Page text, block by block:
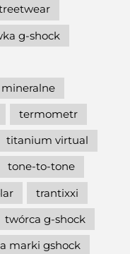
g-shock
mineralne
termometr
titanium virtual
tone-to-tone
trantixxi
twórca g-shock
marki gshock